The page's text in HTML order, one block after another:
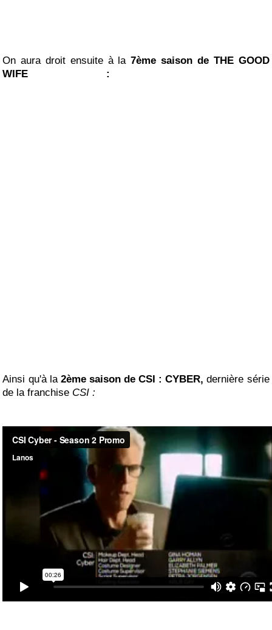
On aura droit ensuite à la7ème saison de THE GOOD
WIFE :
Ainsi qu'à la 2ème saison de CSI : CYBER,dernière série
de la franchise CSI :